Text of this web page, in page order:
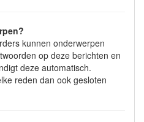
kunnen onderwerpen
op deze berichten en
deze automatisch.
reden dan ook gesloten